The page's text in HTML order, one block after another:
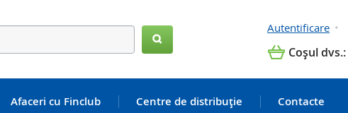
Autentificare
Coşul dvs.:
Afaceri cu Finclub Centre de distribuţie Contacte